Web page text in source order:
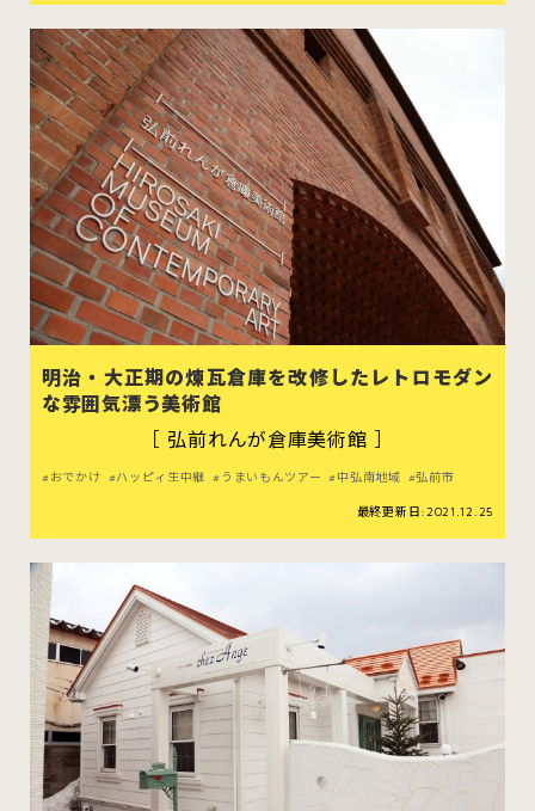
ホーム
お問い合わせ
公式Instagram
公式X
明治・大正期の煉瓦倉庫を改修したレトロモダン
な雰囲気漂う美術館
［ 弘前れんが倉庫美術館 ］
おでかけ ハッピィ生中継 うまいもんツアー 中弘南地域 弘前市
最終更新日:2021.12.25